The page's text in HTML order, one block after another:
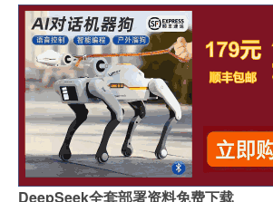
DeepSeek全套部署资料免费下载